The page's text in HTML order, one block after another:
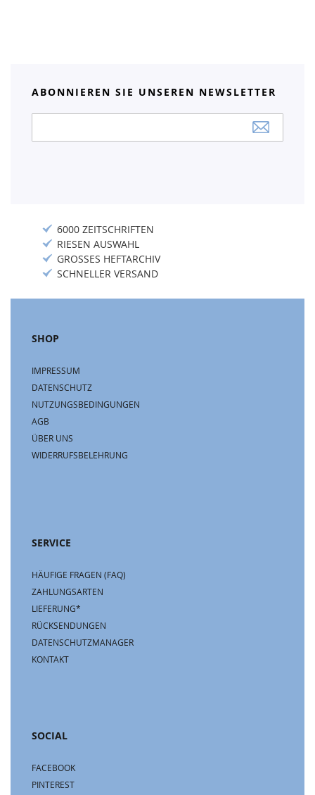
ABONNIEREN SIE UNSEREN NEWSLETTER
Newsletter:
6000 ZEITSCHRIFTEN
RIESEN AUSWAHL
GROSSES HEFTARCHIV
SCHNELLER VERSAND
SHOP
IMPRESSUM
DATENSCHUTZ
NUTZUNGSBEDINGUNGEN
AGB
ÜBER UNS
WIDERRUFSBELEHRUNG
SERVICE
HÄUFIGE FRAGEN (FAQ)
ZAHLUNGSARTEN
LIEFERUNG*
RÜCKSENDUNGEN
DATENSCHUTZMANAGER
KONTAKT
SOCIAL
FACEBOOK
PINTEREST